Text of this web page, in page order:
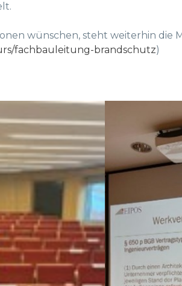
wünschen, steht weiterhin die
fachbauleitung-brandschutz)